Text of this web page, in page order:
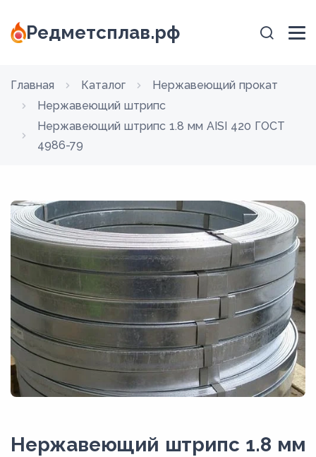
Редметсплав.рф
Главная Каталог
Нержавеющий прокат
Нержавеющий штрипс
Нержавеющий штрипс 1.8 мм AISI 420 ГОСТ
4986-79
Нержавеющий штрипс 1.8 мм